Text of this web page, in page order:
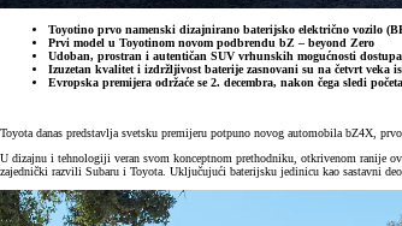
Toyotino prvo namenski dizajnirano baterijsko električno vozilo
Prvi model u Toyotinom novom podbrendu bZ – beyond Zero
Udoban, prostran i autentičan SUV vrhunskih mogućnosti
Izuzetan kvalitet i izdržljivost baterije zasnovani su na četvrt veka
Evropska premijera održaće se 2. decembra, nakon čega sledi
Toyota danas predstavlja svetsku premijeru potpuno novog automobila bZ4X,
U dizajnu i tehnologiji veran svom konceptnom prethodniku, otkrivenom ranije
zajednički razvili Subaru i Toyota. Uključujući baterijsku jedinicu kao sastavni